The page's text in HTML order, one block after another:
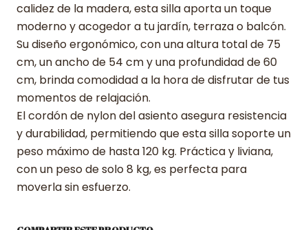
calidez de la madera, esta silla aporta un toque
moderno y acogedor a tu jardín, terraza o balcón.
Su diseño ergonómico, con una altura total de 75
cm, un ancho de 54 cm y una profundidad de 60
cm, brinda comodidad a la hora de disfrutar de tus
momentos de relajación.
El cordón de nylon del asiento asegura resistencia
y durabilidad, permitiendo que esta silla soporte un
peso máximo de hasta 120 kg. Práctica y liviana,
con un peso de solo 8 kg, es perfecta para
moverla sin esfuerzo.